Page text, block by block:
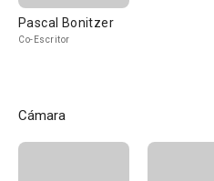
Pascal Bonitzer
Co-Escritor
Cámara